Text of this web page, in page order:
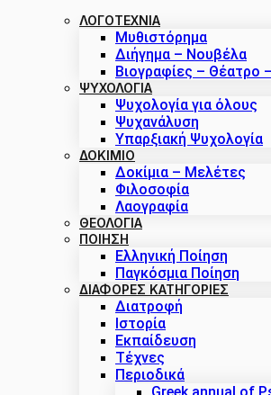
ΛΟΓΟΤΕΧΝΙΑ
Μυθιστόρημα
Διήγημα – Νουβέλα
Βιογραφίες – Θέατρο
ΨΥΧΟΛΟΓΙΑ
Ψυχολογία για όλους
Ψυχανάλυση
Υπαρξιακή Ψυχολογία
ΔΟΚΊΜΙΟ
Δοκίμια – Μελέτες
Φιλοσοφία
Λαογραφία
ΘΕΟΛΟΓΙΑ
ΠΟΙΗΣΗ
Ελληνική Ποίηση
Παγκόσμια Ποίηση
ΔΙΑΦΟΡΕΣ ΚΑΤΗΓΟΡΙΕΣ
Διατροφή
Ιστορία
Εκπαίδευση
Τέχνες
Περιοδικά
Greek annual of